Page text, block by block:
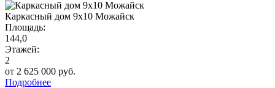
Каркасный дом 9х10 Можайск
Площадь:
144,0
Этажей:
2
от 2 625 000 руб.
Подробнее